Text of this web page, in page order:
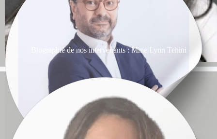
Biographie de nos intervenants : Mme Lynn Tehini